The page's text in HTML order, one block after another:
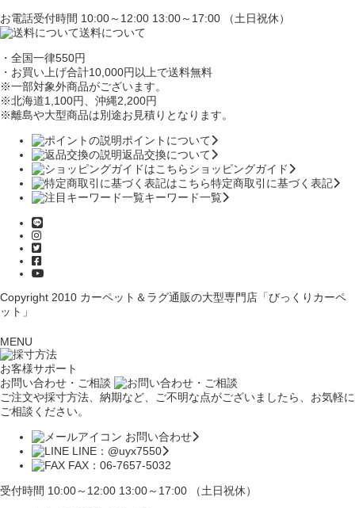
お電話受付時間 10:00～12:00 13:00～17:00 （土日祝休）
送料について
・全国一律550円
・お買い上げ合計10,000円 以上で送料無料
※一部対象外商品がございます。
※北海道1,100円
、沖縄2,200円
※離島や大型商品は別途お見積りとなります。
ポイントについて
返品交換について
ショッピングガイド
特定商取引に基づく表記
キーワード一覧
Copyright 2010 カーペット＆ラグ通販の大型専門店「びっくりカーペ
ット」
MENU
お客様サポート
お問い合わせ・ご相談
ご注文や採寸方法、納期など、ご不明な点がございましたら、お気軽に
ご相談ください。
お問い合わせ
LINE：@uyx7550
FAX：06-7657-5032
受付時間 10:00～12:00 13:00～17:00 （土日祝休）